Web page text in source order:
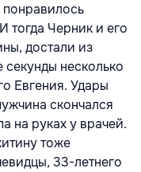
тогда Черник и его
достали из
несколько
Евгения. Удары
скончался
на руках у врачей.
тоже
33-летнего